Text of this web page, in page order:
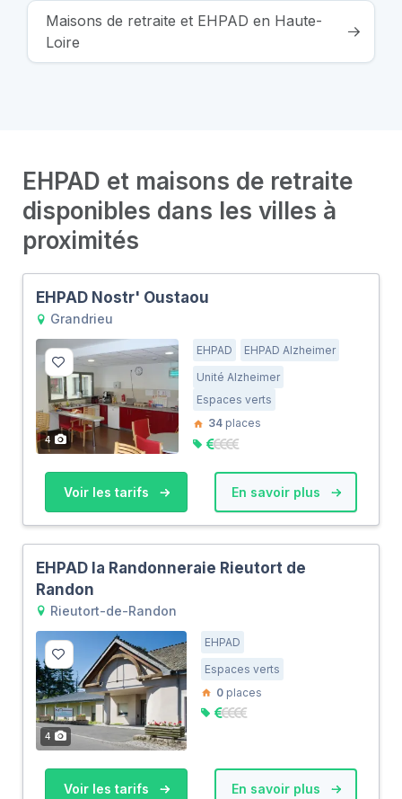
Maisons de retraite et EHPAD en Haute-
Loire
EHPAD et maisons de retraite
disponibles dans les villes à
proximités
EHPAD Nostr' Oustaou
Grandrieu
4
EHPAD
EHPAD Alzheimer
Unité Alzheimer
Espaces verts
34 places
Voir les tarifs En savoir plus
EHPAD la Randonneraie Rieutort de
Randon
Rieutort-de-Randon
4
EHPAD
Espaces verts
0 places
Voir les tarifs En savoir plus